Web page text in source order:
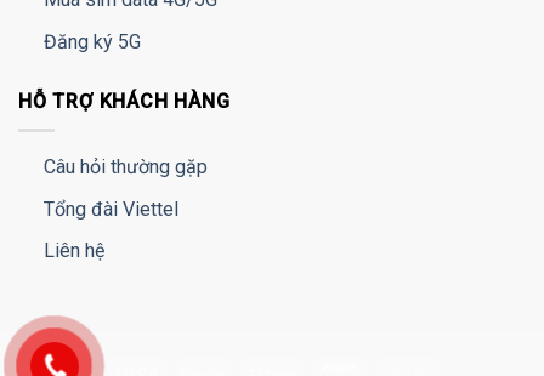
Đăng ký 5G
HỖ TRỢ KHÁCH HÀNG
Câu hỏi thường gặp
Tổng đài Viettel
Liên hệ